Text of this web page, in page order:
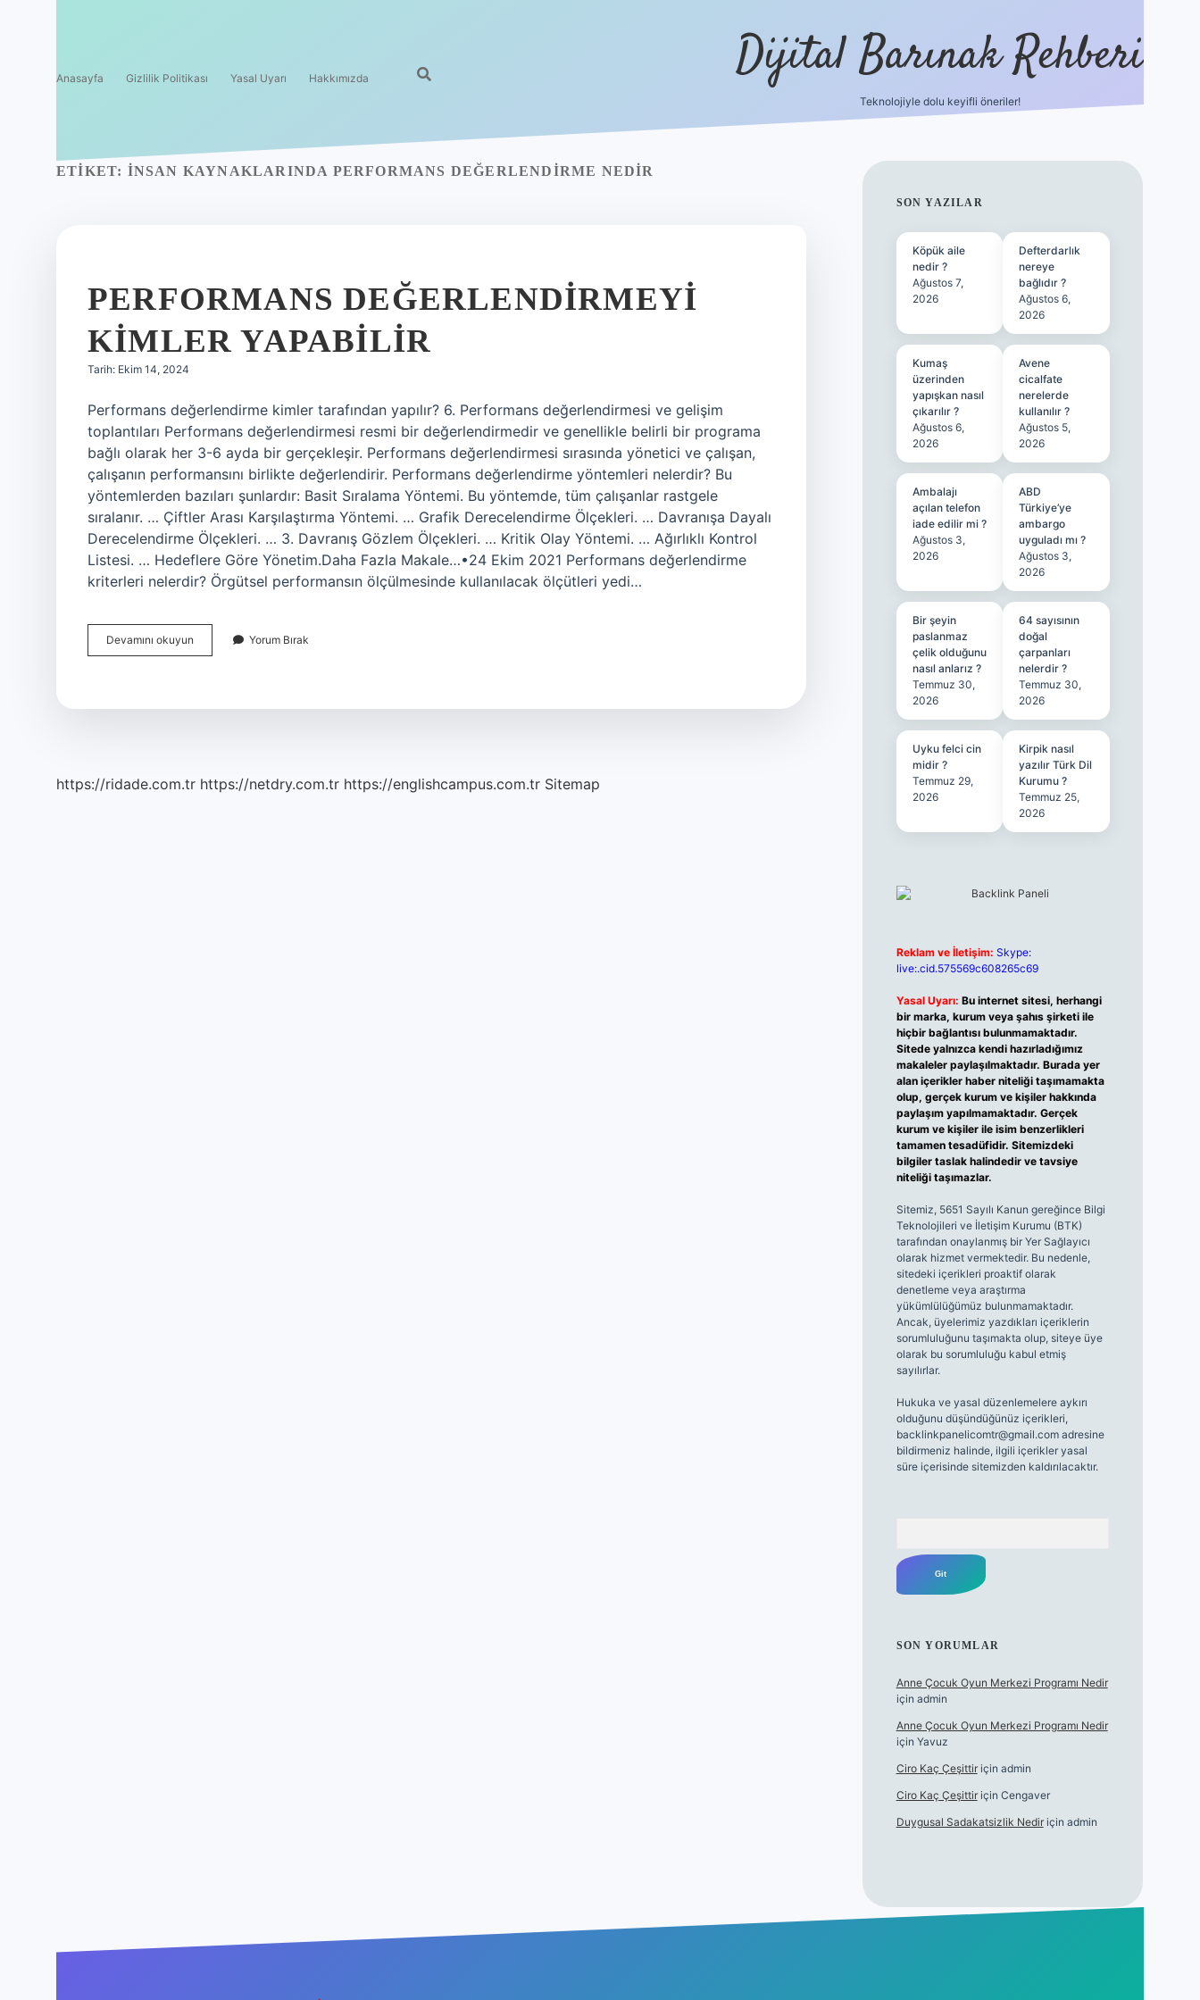
Anasayfa Gizlilik Politikası Yasal Uyarı Hakkımızda Dijital Barınak Rehberi
Teknolojiyle dolu keyifli öneriler!
ETIKET: İNSAN KAYNAKLARINDA PERFORMANS DEĞERLENDIRME NEDIR
PERFORMANS DEĞERLENDIRMEYI
KIMLER YAPABILIR
Tarih: Ekim 14, 2024
Performans değerlendirme kimler tarafından yapılır? 6. Performans değerlendirmesi ve gelişim
toplantıları Performans değerlendirmesi resmi bir değerlendirmedir ve genellikle belirli bir programa
bağlı olarak her 3-6 ayda bir gerçekleşir. Performans değerlendirmesi sırasında yönetici ve çalışan,
çalışanın performansını birlikte değerlendirir. Performans değerlendirme yöntemleri nelerdir? Bu
yöntemlerden bazıları şunlardır: Basit Sıralama Yöntemi. Bu yöntemde, tüm çalışanlar rastgele
sıralanır. … Çiftler Arası Karşılaştırma Yöntemi. … Grafik Derecelendirme Ölçekleri. … Davranışa Dayalı
Derecelendirme Ölçekleri. … 3. Davranış Gözlem Ölçekleri. … Kritik Olay Yöntemi. … Ağırlıklı Kontrol
Listesi. … Hedeflere Göre Yönetim.Daha Fazla Makale…•24 Ekim 2021 Performans değerlendirme
kriterleri nelerdir? Örgütsel performansın ölçülmesinde kullanılacak ölçütleri yedi…
Devamını okuyun Performans
Değerlendirmeyi
Yorum Bırak
https://ridade.com.tr https://netdry.com.tr https://englishcampus.com.tr Sitemap
SIDEBAR
SON YAZILAR
Köpük aile
nedir ?
Ağustos 7,
2026
Defterdarlık
nereye
bağlıdır ?
Ağustos 6,
2026
Kumaş
üzerinden
yapışkan nasıl
çıkarılır ?
Ağustos 6,
2026
Avene
cicalfate
nerelerde
kullanılır ?
Ağustos 5,
2026
Ambalajı
açılan telefon
iade edilir mi ?
Ağustos 3,
2026
ABD
Türkiye’ye
ambargo
uyguladı mı ?
Ağustos 3,
2026
Bir şeyin
paslanmaz
çelik olduğunu
nasıl anlarız ?
Temmuz 30,
2026
64 sayısının
doğal
çarpanları
nelerdir ?
Temmuz 30,
2026
Uyku felci cin
midir ?
Temmuz 29,
2026
Kirpik nasıl
yazılır Türk Dil
Kurumu ?
Temmuz 25,
2026
Reklam ve İletişim: Skype:
live:.cid.575569c608265c69
Yasal Uyarı: Bu internet sitesi, herhangi
bir marka, kurum veya şahıs şirketi ile
hiçbir bağlantısı bulunmamaktadır.
Sitede yalnızca kendi hazırladığımız
makaleler paylaşılmaktadır. Burada yer
alan içerikler haber niteliği taşımamakta
olup, gerçek kurum ve kişiler hakkında
paylaşım yapılmamaktadır. Gerçek
kurum ve kişiler ile isim benzerlikleri
tamamen tesadüfidir. Sitemizdeki
bilgiler taslak halindedir ve tavsiye
niteliği taşımazlar.
Sitemiz, 5651 Sayılı Kanun gereğince Bilgi
Teknolojileri ve İletişim Kurumu (BTK)
tarafından onaylanmış bir Yer Sağlayıcı
olarak hizmet vermektedir. Bu nedenle,
sitedeki içerikleri proaktif olarak
denetleme veya araştırma
yükümlülüğümüz bulunmamaktadır.
Ancak, üyelerimiz yazdıkları içeriklerin
sorumluluğunu taşımakta olup, siteye üye
olarak bu sorumluluğu kabul etmiş
sayılırlar.
Hukuka ve yasal düzenlemelere aykırı
olduğunu düşündüğünüz içerikleri,
backlinkpanelicomtr@gmail.comadresine
bildirmeniz halinde, ilgili içerikler yasal
süre içerisinde sitemizden kaldırılacaktır.
SON YORUMLAR
Anne Çocuk Oyun Merkezi Programı Nedir
için admin
Anne Çocuk Oyun Merkezi Programı Nedir
için Yavuz
Ciro Kaç Çeşittiriçin admin
Ciro Kaç Çeşittiriçin Cengaver
Duygusal Sadakatsizlik Nediriçin admin
hiltonbet güncel giriş